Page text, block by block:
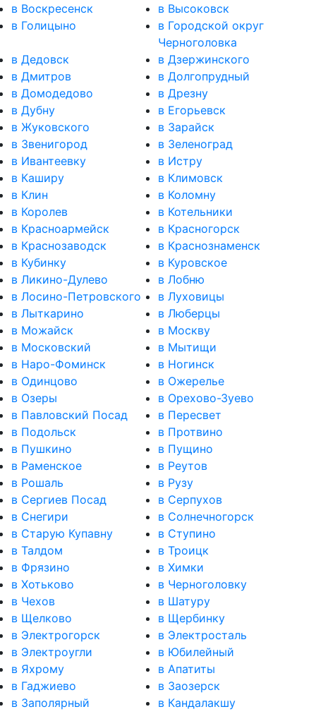
в Воскресенск
в Высоковск
в Голицыно
в Городской округ
Черноголовка
в Дедовск
в Дзержинского
в Дмитров
в Долгопрудный
в Домодедово
в Дрезну
в Дубну
в Егорьевск
в Жуковского
в Зарайск
в Звенигород
в Зеленоград
в Ивантеевку
в Истру
в Каширу
в Климовск
в Клин
в Коломну
в Королев
в Котельники
в Красноармейск
в Красногорск
в Краснозаводск
в Краснознаменск
в Кубинку
в Куровское
в Ликино-Дулево
в Лобню
в Лосино-Петровского
в Луховицы
в Лыткарино
в Люберцы
в Можайск
в Москву
в Московский
в Мытищи
в Наро-Фоминск
в Ногинск
в Одинцово
в Ожерелье
в Озеры
в Орехово-Зуево
в Павловский Посад
в Пересвет
в Подольск
в Протвино
в Пушкино
в Пущино
в Раменское
в Реутов
в Рошаль
в Рузу
в Сергиев Посад
в Серпухов
в Снегири
в Солнечногорск
в Старую Купавну
в Ступино
в Талдом
в Троицк
в Фрязино
в Химки
в Хотьково
в Черноголовку
в Чехов
в Шатуру
в Щелково
в Щербинку
в Электрогорск
в Электросталь
в Электроугли
в Юбилейный
в Яхрому
в Апатиты
в Гаджиево
в Заозерск
в Заполярный
в Кандалакшу